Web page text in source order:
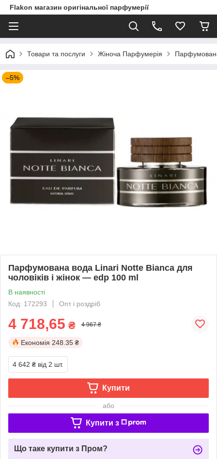
Flakon магазин оригінальної парфумерії
Товари та послуги Жіноча Парфумерія
–5%
Парфумована вода Linari Notte Bianca для
чоловіків і жінок — edp 100 ml
В наявності
Код: 172293
Опт і роздріб
4 718,65 ₴ 4 967 ₴
Економія 248.35 ₴
4 642 ₴ від 2 шт.
Купити
або
Купити з
Що таке купити з Пром?